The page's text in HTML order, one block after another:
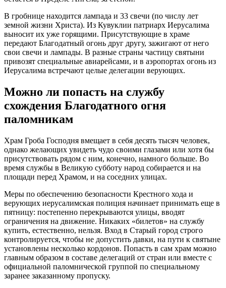
В гробнице находится лампада и 33 свечи (по числу лет
земной жизни Христа). Из Кувуклии патриарх Иерусалима
выносит их уже горящими. Присутствующие в храме
передают Благодатный огонь друг другу, зажигают от него
свои свечи и лампады. В разные страны частицу святыни
привозят специальные авиарейсами, и в аэропортах огонь из
Иерусалима встречают целые делегации верующих.
Можно ли попасть на службу
схождения Благодатного огня
паломникам
Храм Гроба Господня вмещает в себя десять тысяч человек,
однако желающих увидеть чудо своими глазами или хотя бы
присутствовать рядом с ним, конечно, намного больше. Во
время службы в Великую субботу народ собирается и на
площади перед Храмом, и на соседних улицах.
Меры по обеспечению безопасности Крестного хода и
верующих иерусалимская полиция начинает принимать еще в
пятницу: постепенно перекрываются улицы, вводят
ограничения на движение. Никаких «билетов» на службу
купить, естественно, нельзя. Вход в Старый город строго
контролируется, чтобы не допустить давки, на пути к святыне
установлены несколько кордонов. Попасть в сам храм можно
главным образом в составе делегаций от стран или вместе с
официальной паломнической группой по специальному
заранее заказанному пропуску.